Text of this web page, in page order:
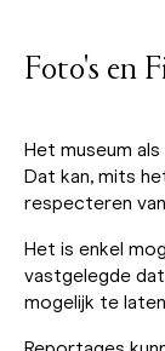
Foto's en
Het museum
Dat kan, mits
respecteren
Het is enkel
vastgelegde
mogelijk te